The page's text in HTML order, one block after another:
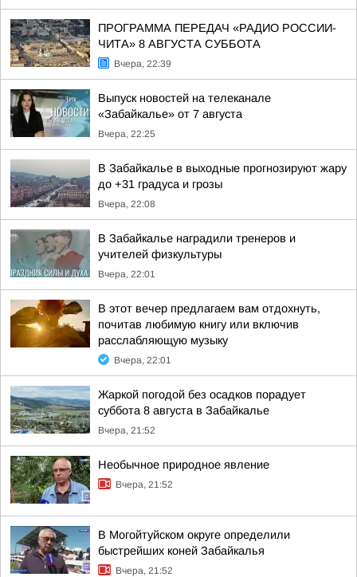
ПРОГРАММА ПЕРЕДАЧ «РАДИО РОССИИ-
ЧИТА» 8 АВГУСТА СУББОТА
Вчера, 22:39
Выпуск новостей на телеканале
«Забайкалье» от 7 августа
Вчера, 22:25
В Забайкалье в выходные прогнозируют жару
до +31 градуса и грозы
Вчера, 22:08
В Забайкалье наградили тренеров и
учителей физкультуры
Вчера, 22:01
В этот вечер предлагаем вам отдохнуть,
почитав любимую книгу или включив
расслабляющую музыку
Вчера, 22:01
Жаркой погодой без осадков порадует
суббота 8 августа в Забайкалье
Вчера, 21:52
Необычное природное явление
Вчера, 21:52
В Могойтуйском округе определили
быстрейших коней Забайкалья
Вчера, 21:52